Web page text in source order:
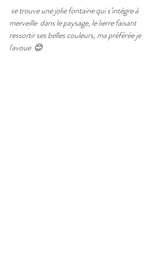
merveille  dans le paysage, le lierre faisant
ressortir ses belles couleurs, ma préférée je
l'avoue  😊